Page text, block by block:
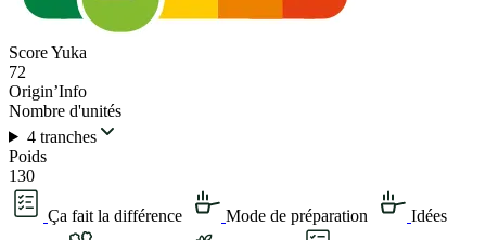
Score Yuka
72
Origin’Info
Nombre d'unités
4 tranches
Poids
130
Ça fait la différence Mode de préparation Idées